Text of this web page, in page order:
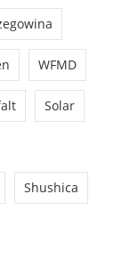
WFMD
Solar
Shushica